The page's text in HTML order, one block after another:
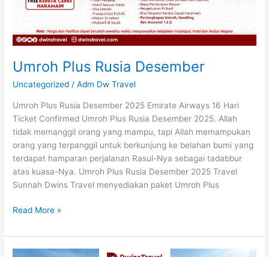
Umroh Plus Rusia Desember
Uncategorized /Adm Dw Travel
Umroh Plus Rusia Desember 2025 Emirate Airways 16 Hari
Ticket Confirmed Umroh Plus Rusia Desember 2025. Allah
tidak memanggil orang yang mampu, tapi Allah memampukan
orang yang terpanggil untuk berkunjung ke belahan bumi yang
terdapat hamparan perjalanan Rasul-Nya sebagai tadabbur
atas kuasa-Nya. Umroh Plus Rusia Desember 2025 Travel
Sunnah Dwins Travel menyediakan paket Umroh Plus
Read More »